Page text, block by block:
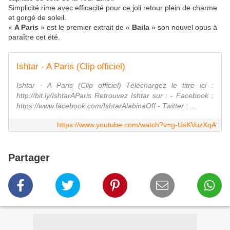
Simplicité rime avec efficacité pour ce joli retour plein de charme
et gorgé de soleil.
« A Paris » est le premier extrait de « Baila » son nouvel opus à
paraître cet été.
Ishtar - A Paris (Clip officiel)
Ishtar - A Paris (Clip officiel) Téléchargez le titre ici :
http://bit.ly/IshtarAParis Retrouvez Ishtar sur : - Facebook :
https://www.facebook.com/IshtarAlabinaOff - Twitter : ...
https://www.youtube.com/watch?v=g-UsKVuzXqA
Partager